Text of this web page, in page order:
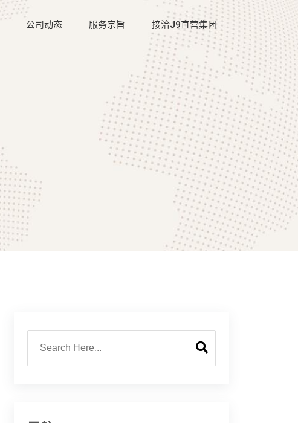
公司动态 服务宗旨 接洽J9直营集团